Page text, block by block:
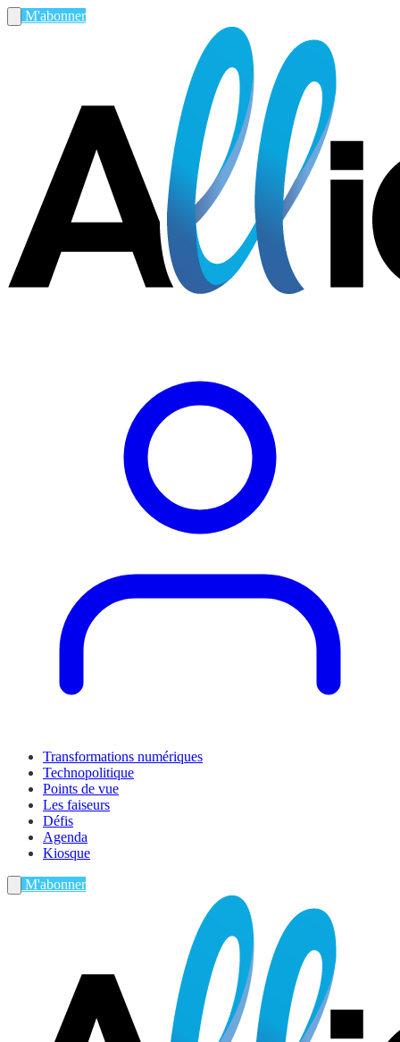
M'abonner
Transformations numériques
Technopolitique
Points de vue
Les faiseurs
Défis
Agenda
Kiosque
M'abonner